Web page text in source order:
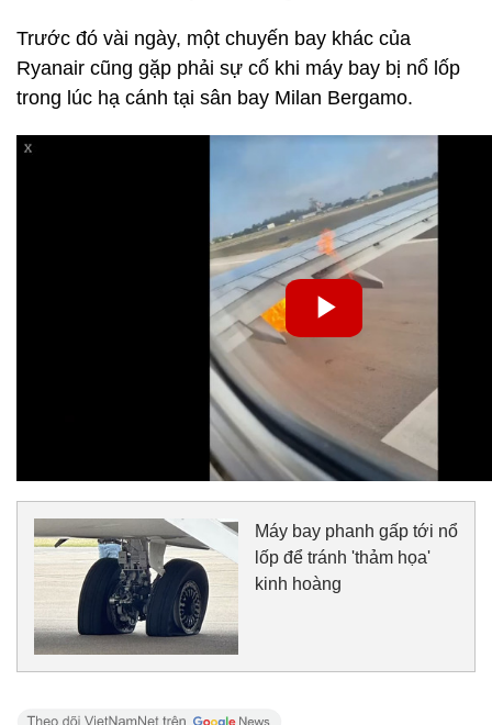
Trước đó vài ngày, một chuyến bay khác của
Ryanair cũng gặp phải sự cố khi máy bay bị nổ lốp
trong lúc hạ cánh tại sân bay Milan Bergamo.
Máy bay phanh gấp tới nổ
lốp để tránh 'thảm họa'
kinh hoàng